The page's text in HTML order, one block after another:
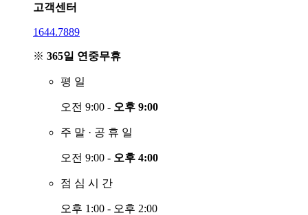
고객센터
1644.7889
※ 365일 연중무휴
평 일
오전 9:00 - 오후 9:00
주 말 · 공 휴 일
오전 9:00 - 오후 4:00
점 심 시 간
오후 1:00 - 오후 2:00